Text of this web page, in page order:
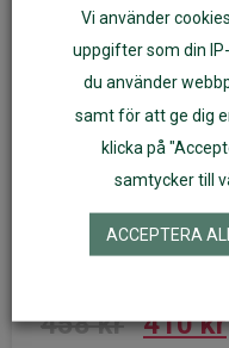
Body/byxor av
ekologisk merinoull
458kr Det
410kr
Vi använder
uppgifter som din
du använder
samt för att ge dig
klicka på
samtycker till
ACCEPTERA